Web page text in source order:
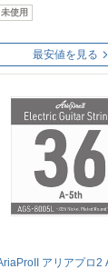
未使用
最安値を見る